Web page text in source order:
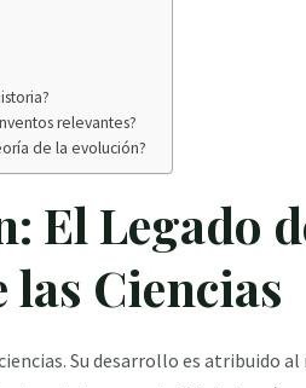
relevantes?
de la evolución?
El Legado
Ciencias
Su desarrollo es atribuido